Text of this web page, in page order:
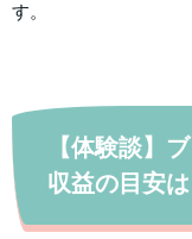
す。
【体験談】
収益の目安は